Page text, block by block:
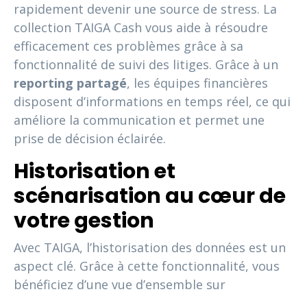
rapidement devenir une source de stress. La
collection TAIGA Cash vous aide à résoudre
efficacement ces problèmes grâce à sa
fonctionnalité de suivi des litiges. Grâce à un
reporting partagé, les équipes financières
disposent d’informations en temps réel, ce qui
améliore la communication et permet une
prise de décision éclairée.
Historisation et
scénarisation au cœur de
votre gestion
Avec TAIGA, l’historisation des données est un
aspect clé. Grâce à cette fonctionnalité, vous
bénéficiez d’une vue d’ensemble sur